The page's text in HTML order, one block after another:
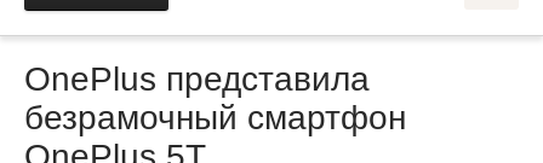
OnePlus представила
безрамочный смартфон